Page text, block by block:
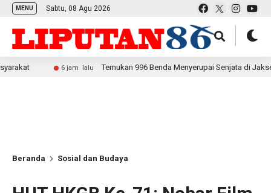
MENU Sabtu, 08 Agu 2026
6 jam lalu Temukan 996 Benda Menyerupai Senjata di Jaksel, Polda
Beranda Sosial dan Budaya